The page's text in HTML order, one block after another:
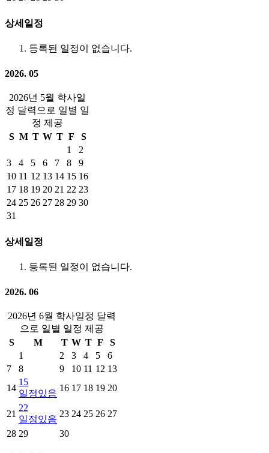
상세일정
등록된 일정이 없습니다.
2026. 05
2026년 5월 학사일
정 달력으로 일별 일
정 제공
S M T W T F
S
1
2
3
4 5 6 7 8
9
10 11 12 13 14 15 16
17 18 19 20 21 22 23
24 25 26 27 28 29 30
31
상세일정
등록된 일정이 없습니다.
2026. 06
2026년 6월 학사일정 달력
으로 일별 일정 제공
S
M T W T F
S
1
2 3 4 5
6
7
8 9 10 11 12 13
14
15
일정있음
16 17 18 19 20
21
22
일정있음
23 24 25 26 27
28 29 30